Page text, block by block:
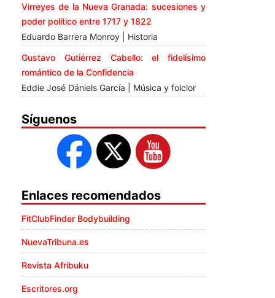
Virreyes de la Nueva Granada: sucesiones y
poder político entre 1717 y 1822
Eduardo Barrera Monroy | Historia
Gustavo Gutiérrez Cabello: el fidelísimo
romántico de la Confidencia
Eddie José Dániels García | Música y folclor
Síguenos
Enlaces recomendados
FitClubFinder Bodybuilding
NuevaTribuna.es
Revista Afribuku
Escritores.org